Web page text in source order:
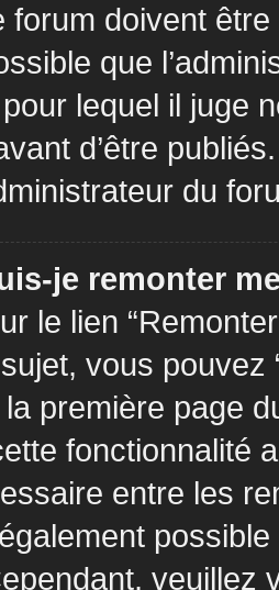
forum doivent
que
pour lequel il juge
d’être
du
je remonter
le lien
vous pouvez
première page
fonctionnalité
entre les
veuillez